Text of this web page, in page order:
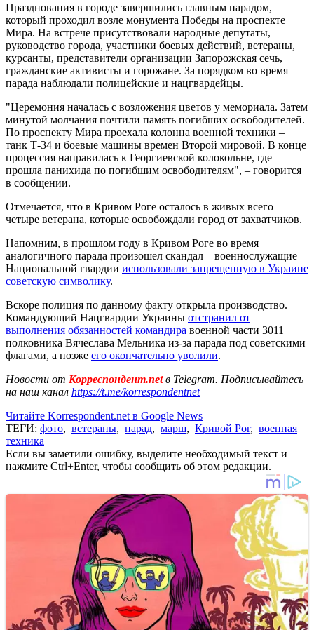
Празднования в городе завершились главным парадом,
который проходил возле монумента Победы на проспекте
Мира. На встрече присутствовали народные депутаты,
руководство города, участники боевых действий, ветераны,
курсанты, представители организации Запорожская сечь,
гражданские активисты и горожане. За порядком во время
парада наблюдали полицейские и нацгвардейцы.
"Церемония началась с возложения цветов у мемориала. Затем
минутой молчания почтили память погибших освободителей.
По проспекту Мира проехала колонна военной техники –
танк Т-34 и боевые машины времен Второй мировой. В конце
процессия направилась к Георгиевской колокольне, где
прошла панихида по погибшим освободителям", – говорится
в сообщении.
Отмечается, что в Кривом Роге осталось в живых всего
четыре ветерана, которые освобождали город от захватчиков.
Напомним, в прошлом году в Кривом Роге во время
аналогичного парада произошел скандал – военнослужащие
Национальной гвардии использовали запрещенную в Украине
советскую символику.
Вскоре полиция по данному факту открыла производство.
Командующий Нацгвардии Украины отстранил от
выполнения обязанностей командира военной части 3011
полковника Вячеслава Мельника из-за парада под советскими
флагами, а позже его окончательно уволили.
Новости от Корреспондент.netв Telegram. Подписывайтесь
на наш канал https://t.me/korrespondentnet
Читайте Korrespondent.net в Google News
ТЕГИ: фото, ветераны, парад, марш, Кривой Рог, военная
техника
Если вы заметили ошибку, выделите необходимый текст и
нажмите Ctrl+Enter, чтобы сообщить об этом редакции.